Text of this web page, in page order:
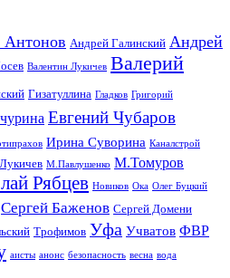
Антонов Андрей Галинский Андрей
Валентин Лукичев Валерий
Гизатуллина Гладков Григорий
Евгений Чубаров
Ирина Суворина Каналстрой
Лукичев М.Павлушенко М.Томуров
Рябцев Новиков Ока Олег Буцкий
Сергей Баженов Сергей Домени
Трофимов Уфа Учватов ФВР
аисты анонс безопасность весна вода